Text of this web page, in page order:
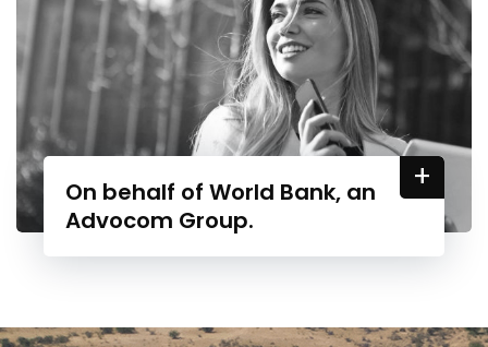
On behalf of World Bank, an
Advocom Group.
+